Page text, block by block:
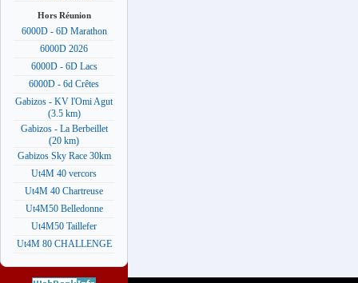
Hors Réunion
6000D - 6D Marathon
6000D 2026
6000D - 6D Lacs
6000D - 6d Crêtes
Gabizos - KV l'Omi Agut
(3.5 km)
Gabizos - La Berbeillet
(20 km)
Gabizos Sky Race 30km
Ut4M 40 vercors
Ut4M 40 Chartreuse
Ut4M50 Belledonne
Ut4M50 Taillefer
Ut4M 80 CHALLENGE